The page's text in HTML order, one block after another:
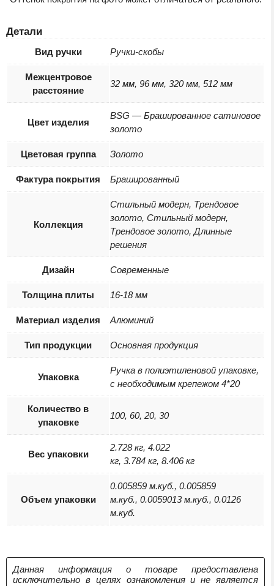
Детали
Вид ручки Ручки-скобы
Межцентровое
расстояние
32 мм, 96 мм, 320 мм, 512 мм
Цвет изделия
BSG — Брашированное cатиновое
золото
Цветовая группа Золото
Фактура покрытия Брашированный
Коллекция
Стильный модерн, Трендовое
золото, Стильный модерн,
Трендовое золото, Длинные
решения
Дизайн Современные
Толщина плиты 16-18 мм
Материал изделия Алюминий
Тип продукции Основная продукция
Упаковка
Ручка в полиэтиленовой упаковке,
с необходимым крепежом 4*20
Количество в
упаковке
100, 60, 20, 30
Вес упаковки
2.728 кг, 4.022
кг, 3.784 кг, 8.406 кг
Объем упаковки
0.005859 м.куб., 0.005859
м.куб., 0.0059013 м.куб., 0.0126
м.куб.
Данная информация о товаре предоставлена
исключительно в целях ознакомления и не является